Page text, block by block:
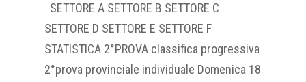
SETTORE A SETTORE B SETTORE C
SETTORE D SETTORE E SETTORE F
STATISTICA 2°PROVA classifica progressiva
2°prova provinciale individuale Domenica 18